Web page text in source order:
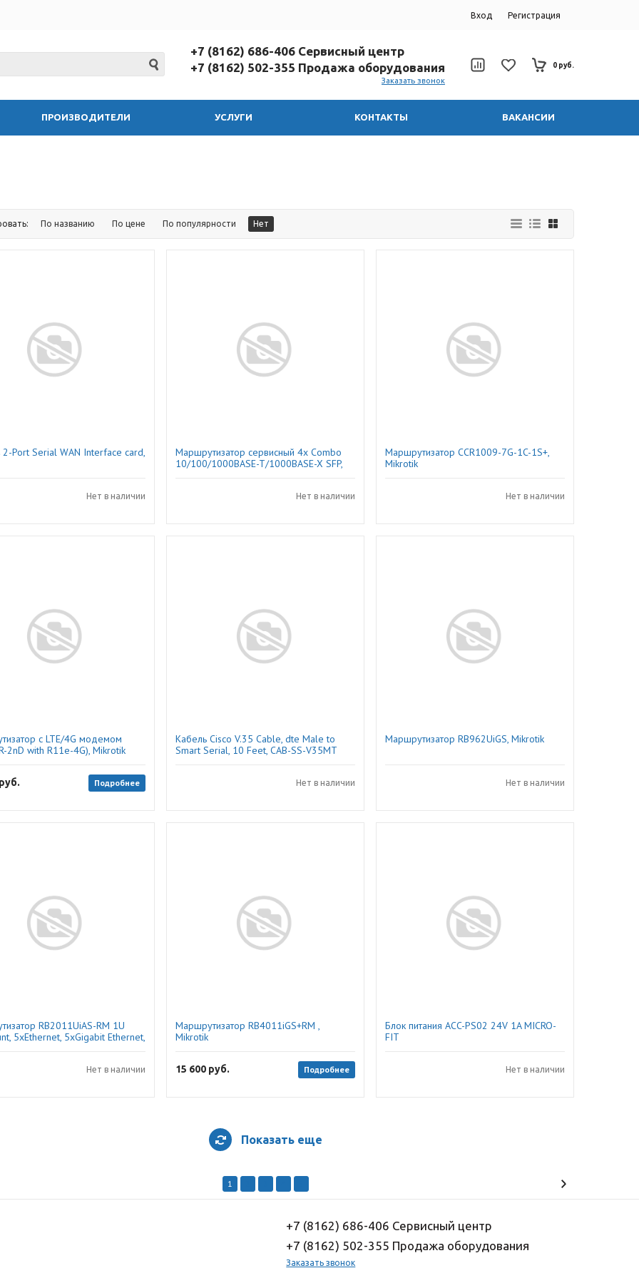
Вход Регистрация
+7 (8162) 686-406 Сервисный центр
+7 (8162) 502-355 Продажа оборудования
Заказать звонок
0 руб.
ПРОИЗВОДИТЕЛИ УСЛУГИ КОНТАКТЫ ВАКАНСИИ
По названию По цене По популярности Нет
Port Serial WAN Interface card,
Нет в наличии
Маршрутизатор сервисный 4x Combo
10/100/1000BASE-T/1000BASE-X SFP,
Нет в наличии
Маршрутизатор CCR1009-7G-1C-1S+,
Mikrotik
Нет в наличии
с LTE/4G модемом
2nD with R11e-4G), Mikrotik
руб. Подробнее
Кабель Cisco V.35 Cable, dte Male to
Smart Serial, 10 Feet, CAB-SS-V35MT
Нет в наличии
Маршрутизатор RB962UiGS, Mikrotik
Нет в наличии
RB2011UiAS-RM 1U
5xEthernet, 5xGigabit Ethernet,
Нет в наличии
Маршрутизатор RB4011iGS+RM ,
Mikrotik
15 600 руб. Подробнее
Блок питания ACC-PS02 24V 1A MICRO-
FIT
Нет в наличии
Показать еще
1
+7 (8162) 686-406 Сервисный центр
+7 (8162) 502-355 Продажа оборудования
Заказать звонок